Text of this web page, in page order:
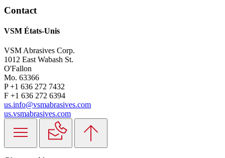
Contact
VSM États-Unis
VSM Abrasives Corp.
1012 East Wabash St.
O'Fallon
Mo. 63366
P +1 636 272 7432
F +1 636 272 6394
us.info@vsmabrasives.com
us.vsmabrasives.com